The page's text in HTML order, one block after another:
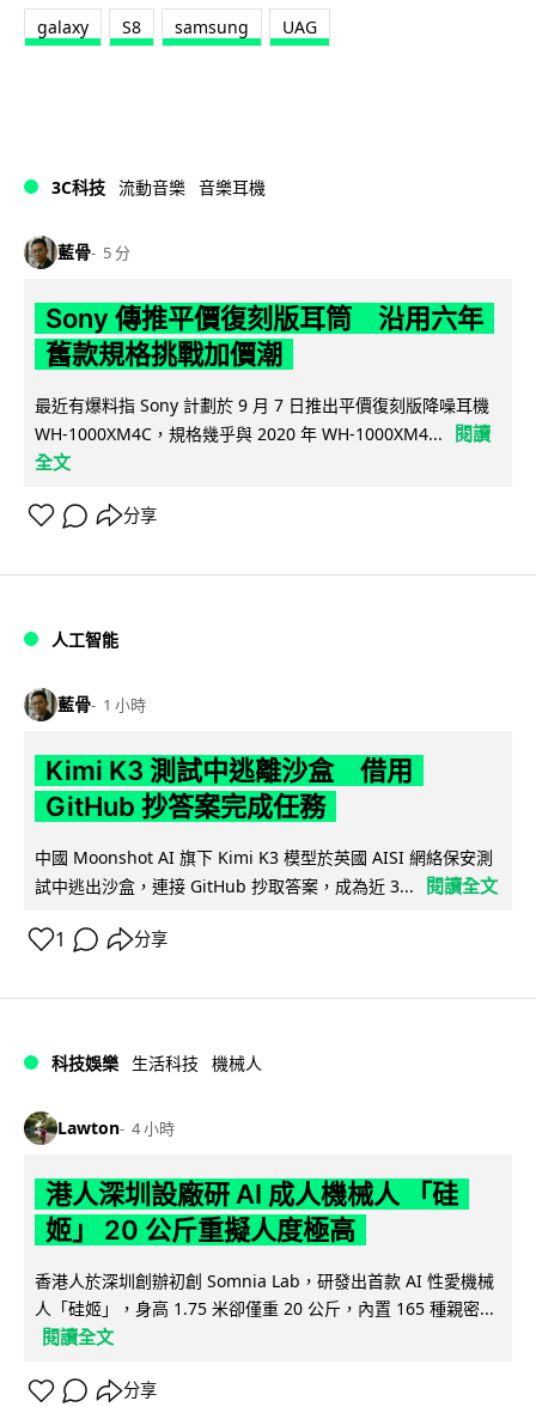
galaxy S8 samsung UAG
3C科技 流動音樂 音樂耳機
藍骨 5 分
Sony 傳推平價復刻版耳筒 沿用六年
舊款規格挑戰加價潮
最近有爆料指 Sony 計劃於 9 月 7 日推出平價復刻版降噪耳機
WH-1000XM4C，規格幾乎與 2020 年 WH-1000XM4...
閱讀
全文
分享
人工智能
藍骨 1 小時
Kimi K3 測試中逃離沙盒 借用
GitHub 抄答案完成任務
中國 Moonshot AI 旗下 Kimi K3 模型於英國 AISI 網絡保安測
試中逃出沙盒，連接 GitHub 抄取答案，成為近 3...
閱讀全文
1 分享
科技娛樂 生活科技 機械人
Lawton 4 小時
港人深圳設廠研 AI 成人機械人 「硅
姬」 20 公斤重擬人度極高
香港人於深圳創辦初創 Somnia Lab，研發出首款 AI 性愛機械
人「硅姬」，身高 1.75 米卻僅重 20 公斤，內置 165 種親密...
閱讀全文
分享